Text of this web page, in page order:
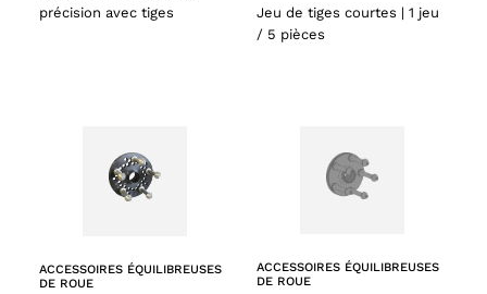
précision avec tiges
Jeu de tiges courtes | 1 jeu
/ 5 pièces
ACCESSOIRES ÉQUILIBREUSES
DE ROUE
ACCESSOIRES ÉQUILIBREUSES
DE ROUE